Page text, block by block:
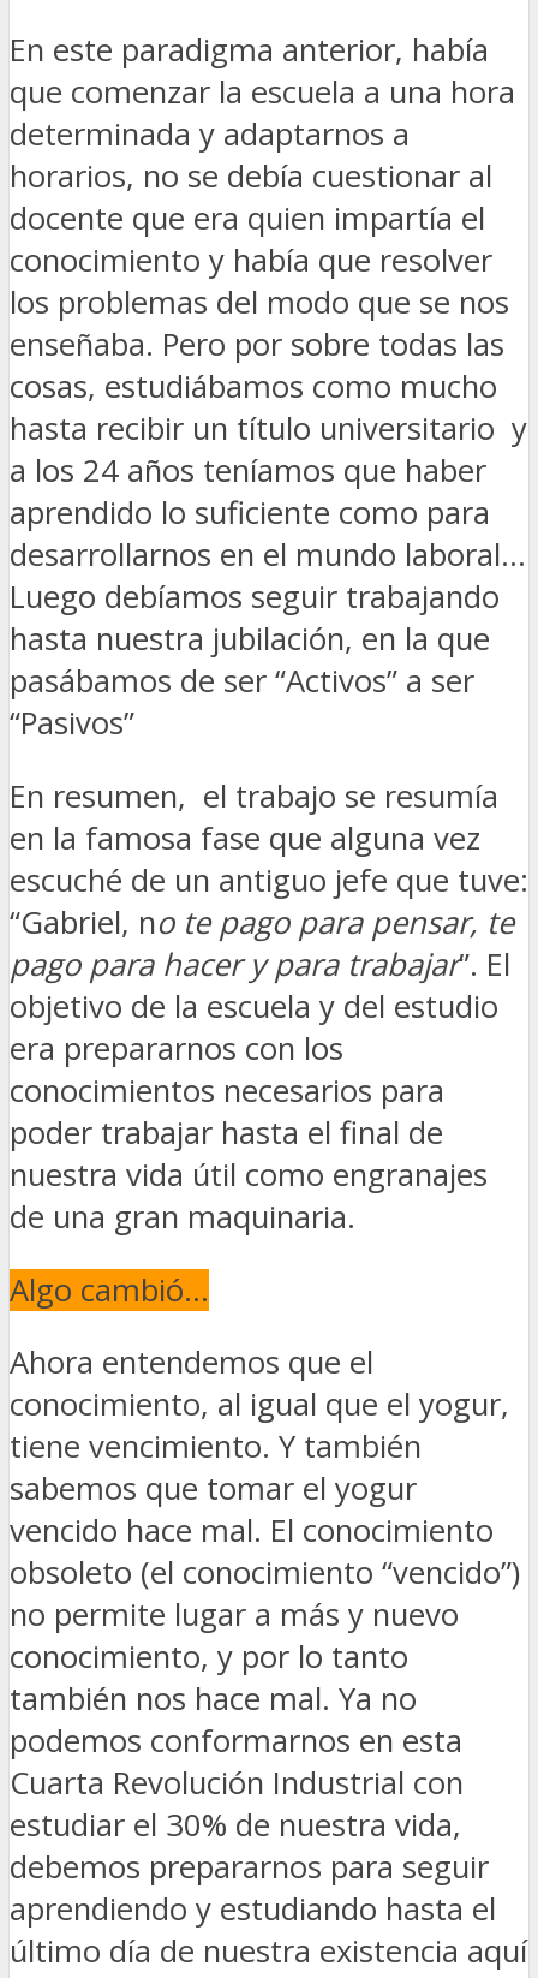
En este paradigma anterior, había
que comenzar la escuela a una hora
determinada y adaptarnos a
horarios, no se debía cuestionar al
docente que era quien impartía el
conocimiento y había que resolver
los problemas del modo que se nos
enseñaba. Pero por sobre todas las
cosas, estudiábamos como mucho
hasta recibir un título universitario y
a los 24 años teníamos que haber
aprendido lo suficiente como para
desarrollarnos en el mundo laboral…
Luego debíamos seguir trabajando
hasta nuestra jubilación, en la que
pasábamos de ser “Activos” a ser
“Pasivos”
En resumen, el trabajo se resumía
en la famosa fase que alguna vez
escuché de un antiguo jefe que tuve:
“Gabriel, no te pago para pensar, te
pago para hacer y para trabajar”. El
objetivo de la escuela y del estudio
era prepararnos con los
conocimientos necesarios para
poder trabajar hasta el final de
nuestra vida útil como engranajes
de una gran maquinaria.
Algo cambió…
Ahora entendemos que el
conocimiento, al igual que el yogur,
tiene vencimiento. Y también
sabemos que tomar el yogur
vencido hace mal. El conocimiento
obsoleto (el conocimiento “vencido”)
no permite lugar a más y nuevo
conocimiento, y por lo tanto
también nos hace mal. Ya no
podemos conformarnos en esta
Cuarta Revolución Industrial con
estudiar el 30% de nuestra vida,
debemos prepararnos para seguir
aprendiendo y estudiando hasta el
último día de nuestra existencia aquí